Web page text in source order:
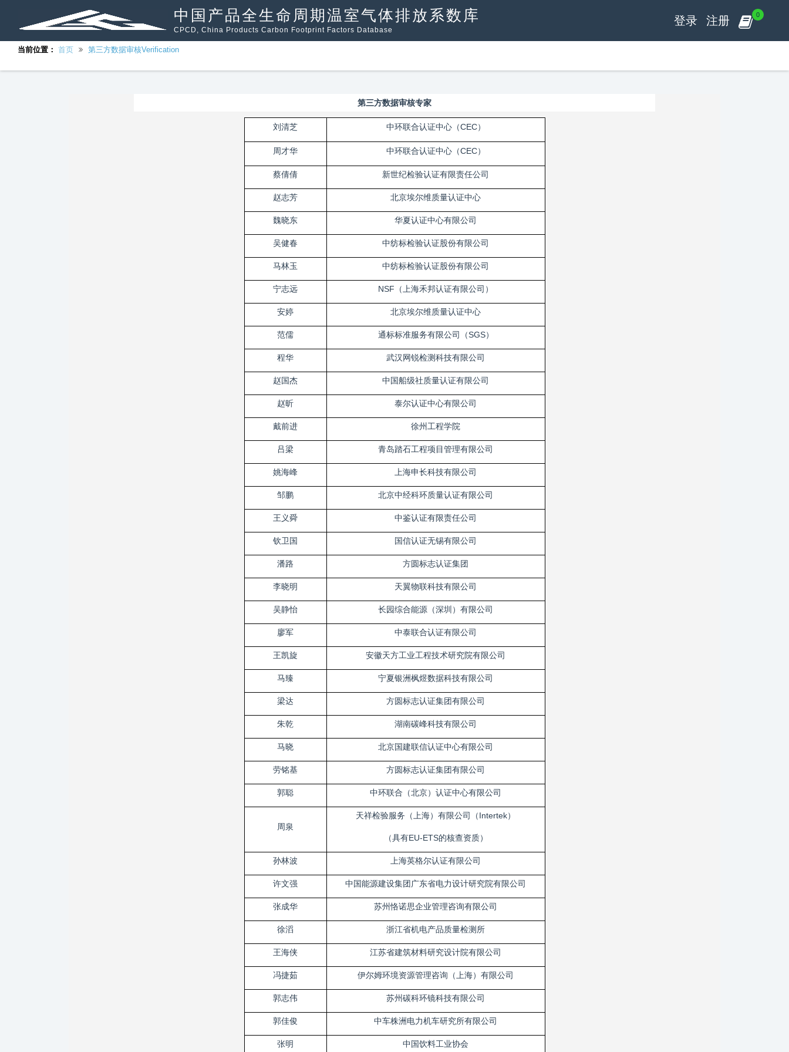
0
注册
登录
中国产品全生命周期温室气体排放系数库
CPCD, China Products Carbon Footprint Factors Database
当前位置： 首页 第三方数据审核Verification
第三方数据审核专家
刘清芝 中环联合认证中心（CEC）
周才华 中环联合认证中心（CEC）
蔡倩倩 新世纪检验认证有限责任公司
赵志芳 北京埃尔维质量认证中心
魏晓东 华夏认证中心有限公司
吴健春 中纺标检验认证股份有限公司
马林玉 中纺标检验认证股份有限公司
宁志远 NSF（上海禾邦认证有限公司）
安婷 北京埃尔维质量认证中心
范儒 通标标准服务有限公司（SGS）
程华 武汉网锐检测科技有限公司
赵国杰 中国船级社质量认证有限公司
赵昕 泰尔认证中心有限公司
戴前进 徐州工程学院
吕梁 青岛踏石工程项目管理有限公司
姚海峰 上海申长科技有限公司
邹鹏 北京中经科环质量认证有限公司
王义舜 中鉴认证有限责任公司
钦卫国 国信认证无锡有限公司
潘路 方圆标志认证集团
李晓明 天翼物联科技有限公司
吴静怡 长园综合能源（深圳）有限公司
廖军 中泰联合认证有限公司
王凯旋 安徽天方工业工程技术研究院有限公司
马臻 宁夏银洲枫煜数据科技有限公司
梁达 方圆标志认证集团有限公司
朱乾 湖南碳峰科技有限公司
马晓 北京国建联信认证中心有限公司
劳铭基 方圆标志认证集团有限公司
郭聪 中环联合（北京）认证中心有限公司
周泉
天祥检验服务（上海）有限公司（Intertek）
（具有EU-ETS的核查资质）
孙林波 上海英格尔认证有限公司
许文强 中国能源建设集团广东省电力设计研究院有限公司
张成华 苏州恪诺思企业管理咨询有限公司
徐滔 浙江省机电产品质量检测所
王海侠 江苏省建筑材料研究设计院有限公司
冯捷茹 伊尔姆环境资源管理咨询（上海）有限公司
郭志伟 苏州碳科环镜科技有限公司
郭佳俊 中车株洲电力机车研究所有限公司
张明 中国饮料工业协会